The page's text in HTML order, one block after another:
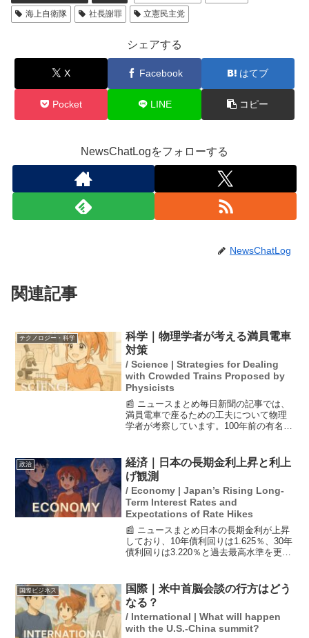
海上自衛隊
社長謝罪 立憲民主党
シェアする
X Facebook はてブ
Pocket LINE コピー
NewsChatLogをフォローする
NewsChatLog
関連記事
テクノロジー・科学
科学｜物理学者が考える満員電車
対策
/ Science | Strategies for Dealing
with Crowded Trains Proposed by
Physicists
📰 ニュースまとめ毎日新聞の記事では、
満員電車で座るための工夫について物理
学者が考察しています。100年前の有名な
見出したことが紹介されています。通勤
ラッシュのストレス...
政治
経済｜日本の長期金利上昇と利上
げ観測
/ Economy | Japan’s Rising Long-
Term Interest Rates and
Expectations of Rate Hikes
📰 ニュースまとめ日本の長期金利が上昇
しており、10年債利回りは1.625％、30年
債利回りは3.220％と過去最高水準を更新
再開される可能性が高いです。特に賃金
由来のイ...
国際ビジネス
国際｜米中首脳会談の行方はどう
なる？
/ International | What will happen
with the U.S.-China summit?